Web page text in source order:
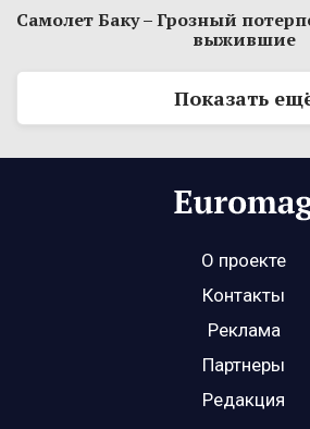
Самолет Баку – Грозный
выжившие
Показать
О проекте
Контакты
Реклама
Партнеры
Редакция